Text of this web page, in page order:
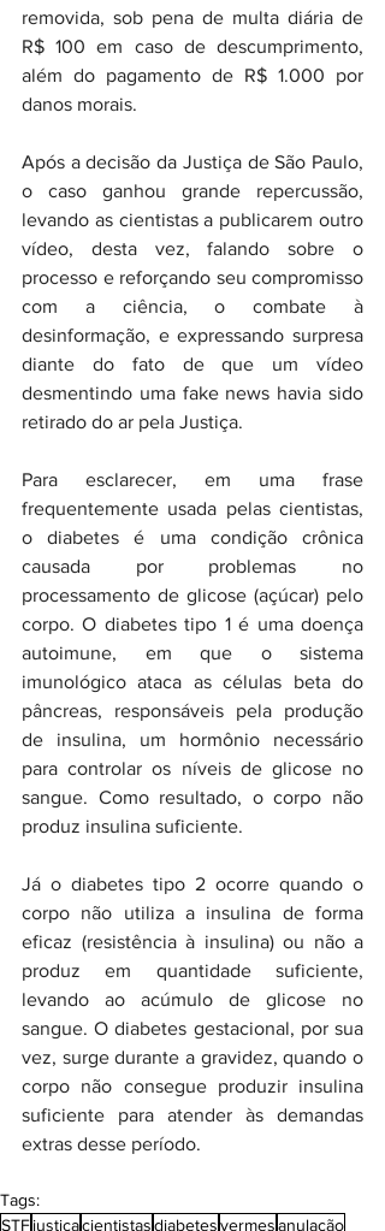
removida, sob pena de multa diária de
R$ 100 em caso de descumprimento,
além do pagamento de R$ 1.000 por
danos morais.
Após a decisão da Justiça de São Paulo,
o caso ganhou grande repercussão,
levando as cientistas a publicarem outro
vídeo, desta vez, falando sobre o
processo e reforçando seu compromisso
com a ciência, o combate à
desinformação, e expressando surpresa
diante do fato de que um vídeo
desmentindo uma fake news havia sido
retirado do ar pela Justiça.
Para esclarecer, em uma frase
frequentemente usada pelas cientistas,
o diabetes é uma condição crônica
causada por problemas no
processamento de glicose (açúcar) pelo
corpo. O diabetes tipo 1 é uma doença
autoimune, em que o sistema
imunológico ataca as células beta do
pâncreas, responsáveis pela produção
de insulina, um hormônio necessário
para controlar os níveis de glicose no
sangue. Como resultado, o corpo não
produz insulina suficiente.
Já o diabetes tipo 2 ocorre quando o
corpo não utiliza a insulina de forma
eficaz (resistência à insulina) ou não a
produz em quantidade suficiente,
levando ao acúmulo de glicose no
sangue. O diabetes gestacional, por sua
vez, surge durante a gravidez, quando o
corpo não consegue produzir insulina
suficiente para atender às demandas
extras desse período.
Tags:
STFjustiçacientistasdiabetesvermesanulação